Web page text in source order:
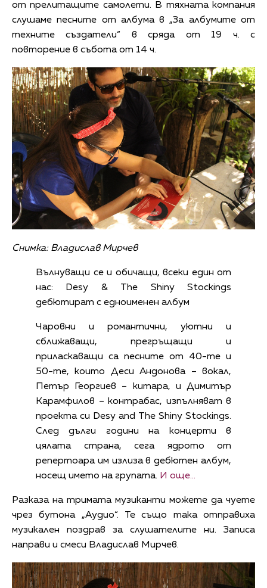
от прелитащите самолети. В тяхната компания
слушаме песните от албума в „За албумите от
техните създатели“ в сряда от 19 ч. с
повторение в събота от 14 ч.
Снимка: Владислав Мирчев
Вълнуващи се и обичащи, всеки един от
нас: Desy & The Shiny Stockings
дебютират с едноименен албум
Чаровни и романтични, уютни и
сближаващи, прегръщащи и
приласкаващи са песните от 40-те и
50-те, които Деси Андонова – вокал,
Петър Георгиев – китара, и Димитър
Карамфилов – контрабас, изпълняват в
проекта си Desy and The Shiny Stockings.
След дълги години на концерти в
цялата страна, сега ядрото от
репертоара им излиза в дебютен албум,
носещ името на групата. И още...
Разказа на тримата музиканти можете да чуете
чрез бутона „Аудио“. Те също така отправиха
музикален поздрав за слушателите ни. Записа
направи и смеси Владислав Мирчев.